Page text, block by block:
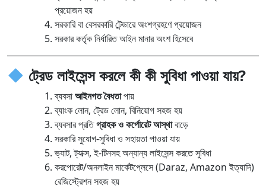
প্রয়োজন হয়
সরকারি বা বেসরকারি টেন্ডারে অংশগ্রহণে প্রয়োজন
সরকার কর্তৃক নির্ধারিত আইন মানার অংশ হিসেবে
ট্রেড লাইসেন্স করলে কী কী সুবিধা পাওয়া যায়?
ব্যবসাআইনগত বৈধতাপায়
ব্যাংক লোন, ট্রেড লোন, বিনিয়োগ সহজ হয়
ব্যবসার প্রতিগ্রাহক ও কর্পোরেট আস্থাবাড়ে
সরকারি সুযোগ-সুবিধা ও সহায়তা পাওয়া যায়
ভ্যাট, ট্যাক্স, ই-টিনসহ অন্যান্য লাইসেন্স করতে সুবিধা
করপোরেট/অনলাইন মার্কেটপ্লেসে (Daraz, Amazon ইত্যাদি)
রেজিস্ট্রেশন সহজ হয়